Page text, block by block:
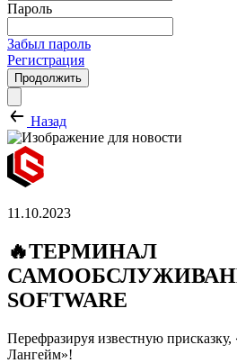
Пароль
Забыл пароль
Регистрация
Продолжить
Назад
11.10.2023
🔥ТЕРМИНАЛ
SOFTWARE
Перефразируя известную
Лангейм»!